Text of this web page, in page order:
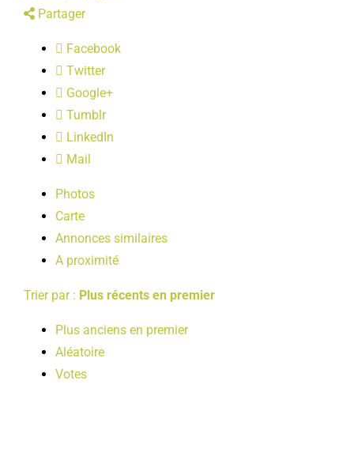
Partager
Facebook
Twitter
Google+
Tumblr
LinkedIn
Mail
Photos
Carte
Annonces similaires
A proximité
Trier par : Plus récents en premier
Plus anciens en premier
Aléatoire
Votes